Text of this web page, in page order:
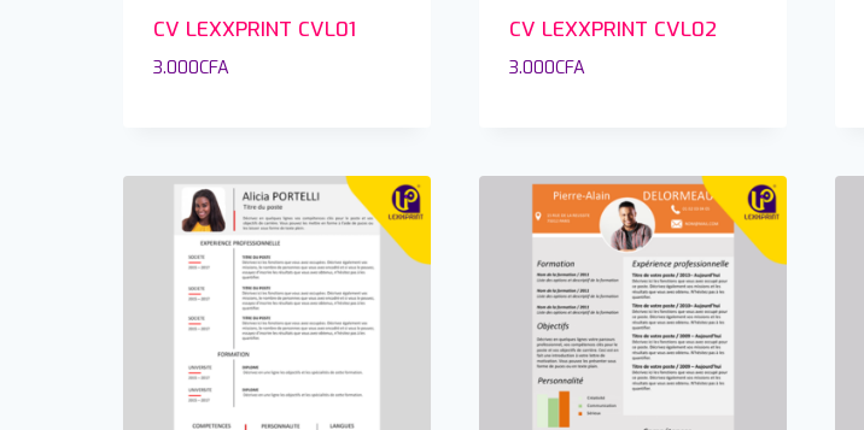
CV LEXXPRINT CVL01
3.000CFA
CV LEXXPRINT CVL02
3.000CFA